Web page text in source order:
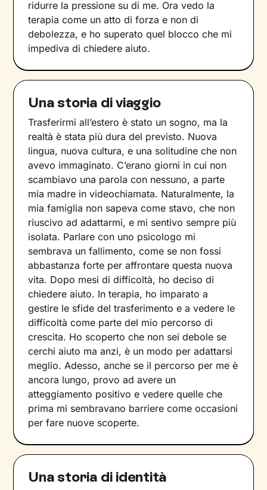
ridurre la pressione su di me. Ora vedo la
terapia come un atto di forza e non di
debolezza, e ho superato quel blocco che mi
impediva di chiedere aiuto.
Una storia di viaggio
Trasferirmi all’estero è stato un sogno, ma la
realtà è stata più dura del previsto. Nuova
lingua, nuova cultura, e una solitudine che non
avevo immaginato. C’erano giorni in cui non
scambiavo una parola con nessuno, a parte
mia madre in videochiamata. Naturalmente, la
mia famiglia non sapeva come stavo, che non
riuscivo ad adattarmi, e mi sentivo sempre più
isolata. Parlare con uno psicologo mi
sembrava un fallimento, come se non fossi
abbastanza forte per affrontare questa nuova
vita. Dopo mesi di difficoltà, ho deciso di
chiedere aiuto. In terapia, ho imparato a
gestire le sfide del trasferimento e a vedere le
difficoltà come parte del mio percorso di
crescita. Ho scoperto che non sei debole se
cerchi aiuto ma anzi, è un modo per adattarsi
meglio. Adesso, anche se il percorso per me è
ancora lungo, provo ad avere un
atteggiamento positivo e vedere quelle che
prima mi sembravano barriere come occasioni
per fare nuove scoperte.
Una storia di identità